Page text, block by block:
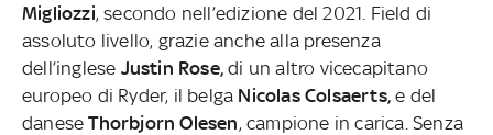
Migliozzi, secondo nell’edizione del 2021. Field di
assoluto livello, grazie anche alla presenza
dell’inglese Justin Rose, di un altro vicecapitano
europeo di Ryder, il belga Nicolas Colsaerts, e del
daneseThorbjorn Olesen, campione in carica. Senza